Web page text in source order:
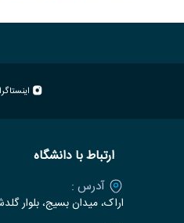
ارتباط با دانشگاه
آدرس :
اراک، میدان بسیج، بلوار